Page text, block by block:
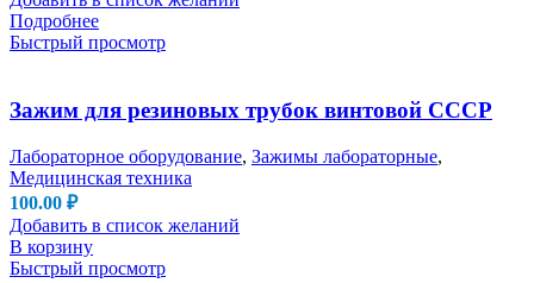
Подробнее
Быстрый просмотр
Зажим для резиновых трубок винтовой СССР
Лабораторное оборудование, Зажимы лабораторные,
Медицинская техника
100.00 ₽
Добавить в список желаний
В корзину
Быстрый просмотр